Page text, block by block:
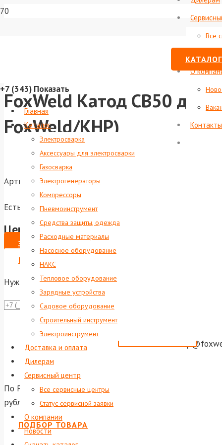
Все
О
Контакты
КАТАЛОГ
+7 (343) Показать
Главная
Каталог
Электросварка
Аксессуары для электросварки
Газосварка
Электрогенераторы
Компрессоры
Пневмоинструмент
Средства защиты, одежда
Расходные материалы
Насосное оборудование
НАКС
Тепловое оборудование
Зарядные устройства
Садовое оборудование
Строительный инструмент
Электроинструмент
Доставка и оплата
Дилерам
Сервисный центр
Все сервисные центры
Статус сервисной заявки
О компании
Новости
FoxWeld Катод CB50
FoxWeld/КНР)
Артикул: foxweld-4052
Есть в наличии
Цена по запросу
ЗАКАЗАТЬ
ВЫПИСАТЬ СЧЕТ НА ЮР. ЛИЦО
Нужна консультация?
По России и ближнему зарубежью осуществляется
рублей доставка по Екатеринбургу и до терминала
ПОДБОР ТОВАРА